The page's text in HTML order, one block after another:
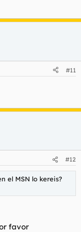
#11
#12
el MSN lo kereis?
favor